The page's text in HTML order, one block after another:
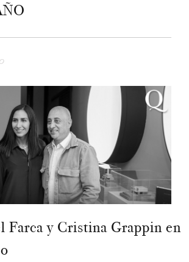
Farca y Cristina Grappin en